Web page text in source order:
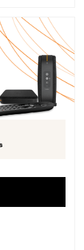
Engagement 12 mois